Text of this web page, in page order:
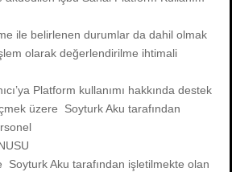
ile belirlenen durumlar da dahil olmak
olarak değerlendirilme ihtimali
Platform kullanımı hakkında destek
üzere Soyturk Aku tarafından
Soyturk Aku tarafından işletilmekte olan